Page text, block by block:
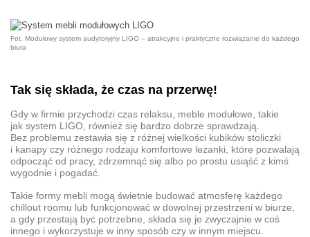
Fot. Modułowy system audytoryjny LIGO – atrakcyjne i praktyczne rozwiązanie do każdego
biura
Tak się składa, że czas na przerwę!
Gdy w firmie przychodzi czas relaksu, meble modułowe , takie
jak system LIGO, również się bardzo dobrze sprawdzają.
Bez problemu zestawia się z różnej wielkości kubików stoliczki
i kanapy czy różnego rodzaju komfortowe leżanki, które pozwalają
odpocząć od pracy, zdrzemnąć się albo po prostu usiąść z kimś
wygodnie i pogadać.
Takie formy mebli mogą świetnie budować atmosferę każdego
chillout roomu lub funkcjonować w dowolnej przestrzeni w biurze,
a gdy przestają być potrzebne, składa się je zwyczajnie w coś
innego i wykorzystuje w inny sposób czy w innym miejscu.